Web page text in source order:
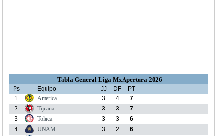
Tabla General Liga MxApertura 2026
Ps Equipo JJ DF
PT
1
America 3 4
7
2
Tijuana 3 3
7
3
Toluca 3 3
6
4
UNAM 3 2 6